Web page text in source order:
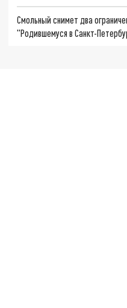
Смольный снимет два
"Родившемуся в Санкт-